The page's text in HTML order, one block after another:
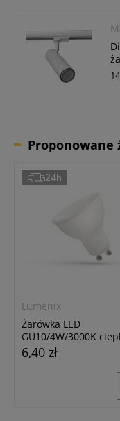
Proponowane
Lumenix
Żarówka LED
GU10/4W/3000K
biała
24h
6,40 zł